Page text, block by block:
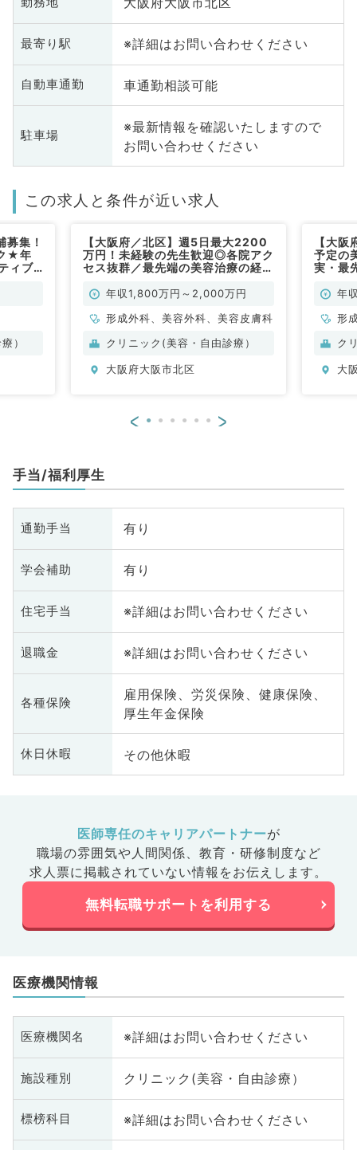
最寄り駅 ※詳細はお問い合わせください
自動車通勤 車通勤相談可能
駐車場
※最新情報を確認いたしますので
お問い合わせください
この求人と条件が近い求人
募集！
★年
ィブ
）
【大阪府／北区】週5日最大2200
万円！未経験の先生歓迎◎各院アク
セス抜群／最先端の美容治療の経験
膚科・美容外科／常勤）
年収1,800万円～2,000万円
形成外科、美容外科、美容皮膚科
クリニック(美容・自由診療）
大阪府大阪市北区
【大
予定の
実・最
外科年
形
ク
大
< >
手当/福利厚生
通勤手当 有り
学会補助 有り
住宅手当 ※詳細はお問い合わせください
退職金 ※詳細はお問い合わせください
各種保険
雇用保険、労災保険、健康保険、
厚生年金保険
休日休暇 その他休暇
医師専任のキャリアパートナーが
職場の雰囲気や人間関係、 教育・研修制度など
求人票に掲載されていない情報をお伝えします。
無料転職サポートを利用する
医療機関情報
医療機関名 ※詳細はお問い合わせください
施設種別 クリニック(美容・自由診療）
標榜科目 ※詳細はお問い合わせください